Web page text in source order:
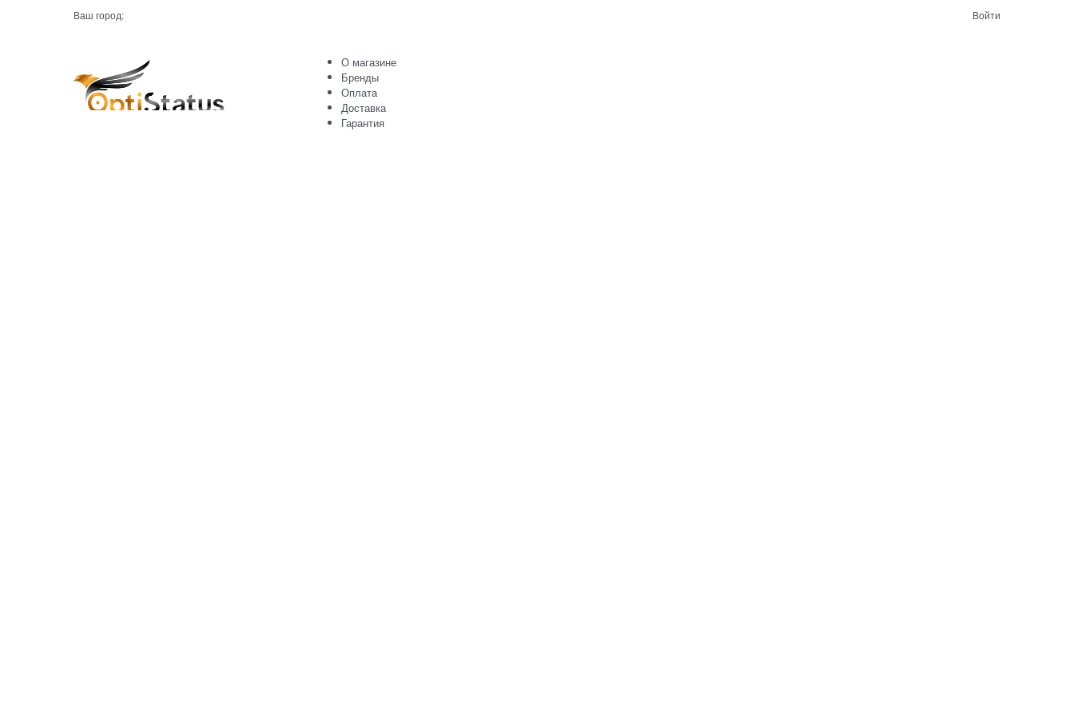
Ваш город: Войти
О магазине
Бренды
Оплата
Доставка
Гарантия